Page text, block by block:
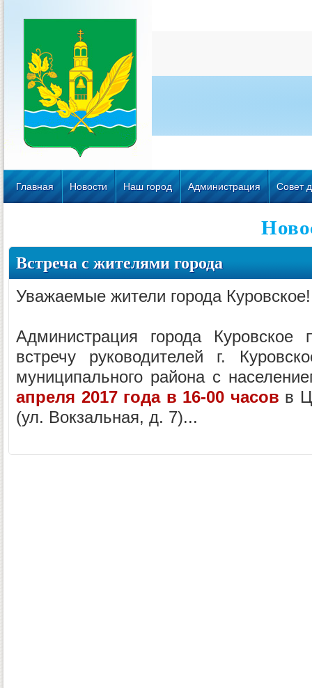
Главная Новости Наш город Администрация Совет
Встреча с жителями города
Уважаемые жители города Куровское!
Администрация города Куровское
встречу руководителей г.
муниципального района с
апреля 2017 года в 16-00 часов в
(ул. Вокзальная, д. 7)...